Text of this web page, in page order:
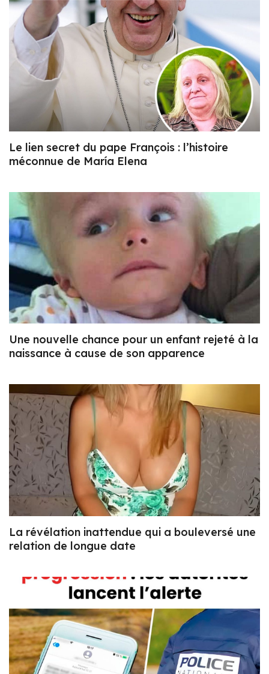
Le lien secret du pape François : l’histoire
méconnue de María Elena
Une nouvelle chance pour un enfant rejeté à la
naissance à cause de son apparence
La révélation inattendue qui a bouleversé une
relation de longue date